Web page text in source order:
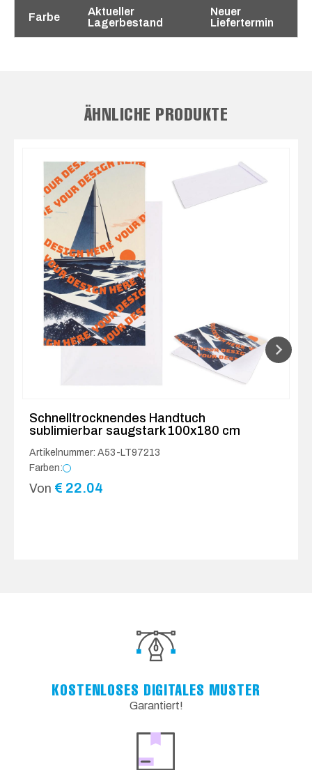
Farbe
Aktueller
Lagerbestand
Neuer
Liefertermin
ÄHNLICHE PRODUKTE
Schnelltrocknendes Handtuch
sublimierbar saugstark 100x180 cm
Artikelnummer: A53-LT97213
Farben:
Von € 22.04
KOSTENLOSES DIGITALES MUSTER
Garantiert!